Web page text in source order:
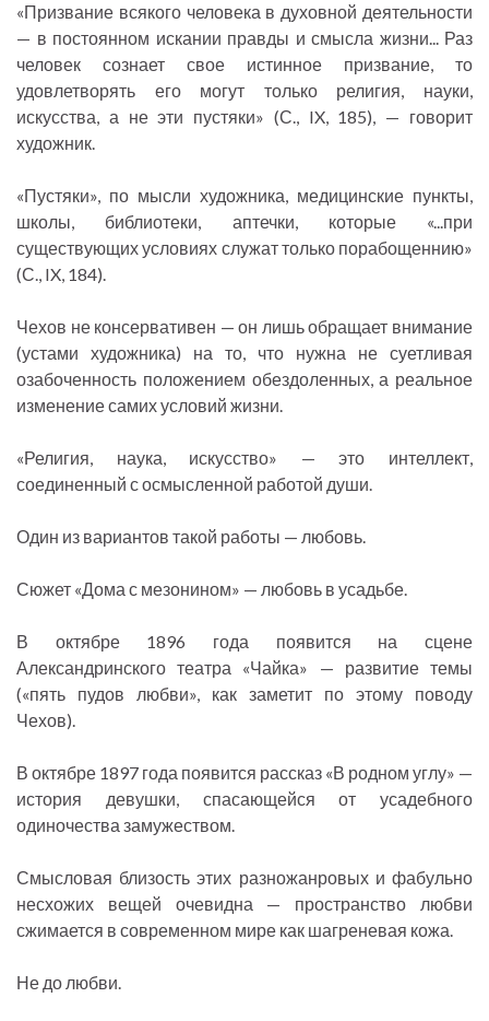
«Призвание всякого человека в духовной деятельности
— в постоянном искании правды и смысла жизни... Раз
человек сознает свое истинное призвание, то
удовлетворять его могут только религия, науки,
искусства, а не эти пустяки» (С., IX, 185), — говорит
художник.
«Пустяки», по мысли художника, медицинские пункты,
школы, библиотеки, аптечки, которые «...при
существующих условиях служат только порабощеннию»
(С., IX, 184).
Чехов не консервативен — он лишь обращает внимание
(устами художника) на то, что нужна не суетливая
озабоченность положением обездоленных, а реальное
изменение самих условий жизни.
«Религия, наука, искусство» — это интеллект,
соединенный с осмысленной работой души.
Один из вариантов такой работы — любовь.
Сюжет «Дома с мезонином» — любовь в усадьбе.
В октябре 1896 года появится на сцене
Александринского театра «Чайка» — развитие темы
(«пять пудов любви», как заметит по этому поводу
Чехов).
В октябре 1897 года появится рассказ «В родном углу» —
история девушки, спасающейся от усадебного
одиночества замужеством.
Смысловая близость этих разножанровых и фабульно
несхожих вещей очевидна — пространство любви
сжимается в современном мире как шагреневая кожа.
Не до любви.